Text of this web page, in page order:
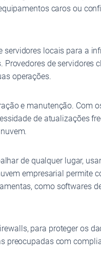
caros ou
locais para a
de servidores
operações.
e manutenção. Com
de atualizações
de qualquer lugar,
empresarial permite
como softwares
para proteger os
preocupadas com